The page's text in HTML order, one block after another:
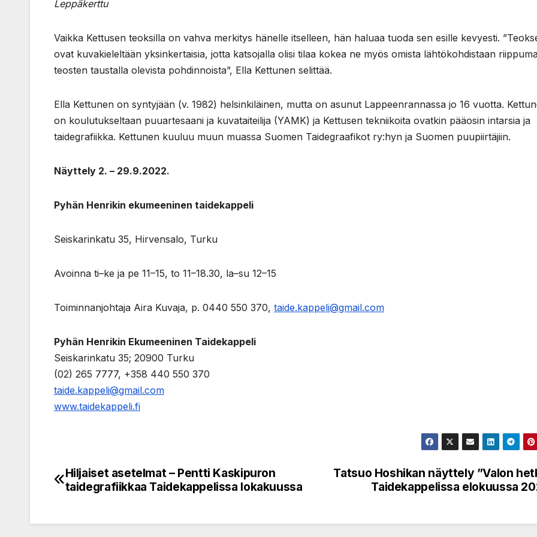
Leppäkerttu
Vaikka Kettusen teoksilla on vahva merkitys hänelle itselleen, hän haluaa tuoda sen esille kevyesti.
ovat kuvakieleltään yksinkertaisia, jotta katsojalla olisi tilaa kokea ne myös omista lähtökohdistaan
teosten taustalla olevista pohdinnoista”, Ella Kettunen selittää.
Ella Kettunen on syntyjään (v. 1982) helsinkiläinen, mutta on asunut Lappeenrannassa jo 16 vuotta.
on koulutukseltaan puuartesaani ja kuvataiteilija (YAMK) ja Kettusen tekniikoita ovatkin pääosin intarsia ja
taidegrafiikka. Kettunen kuuluu muun muassa Suomen Taidegraafikot ry:hyn ja Suomen puupiirtäjiin.
Näyttely 2. – 29.9.2022.
Pyhän Henrikin ekumeeninen taidekappeli
Seiskarinkatu 35, Hirvensalo, Turku
Avoinna ti–ke ja pe 11–15, to 11–18.30, la–su 12–15
Toiminnanjohtaja Aira Kuvaja, p. 0440 550 370, taide.kappeli@gmail.com
Pyhän Henrikin Ekumeeninen Taidekappeli
Seiskarinkatu 35; 20900 Turku
(02) 265 7777, +358 440 550 370
taide.kappeli@gmail.com
www.taidekappeli.fi
Post
Tatsuo Hoshikan näyttely ”Valon
Taidekappelissa elokuussa
Hiljaiset asetelmat – Pentti Kaskipuron
taidegrafiikkaa Taidekappelissa lokakuussa